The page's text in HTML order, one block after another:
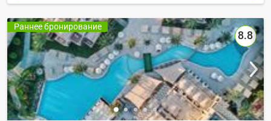
Раннее бронирование
8.8